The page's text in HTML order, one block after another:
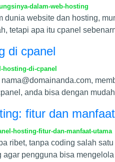
dalam-web-hosting
dunia website dan hosting,
tetapi apa itu cpanel
di cpanel
hosting-di-cpanel
nama@domainanda.com,
anda bisa dengan
fitur dan
hosting-fitur-dan-manfaat-utama
ribet, tanpa coding salah
pengguna bisa